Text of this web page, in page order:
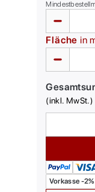
Fläche in
(inkl. MwSt.)
Vorkasse -2%